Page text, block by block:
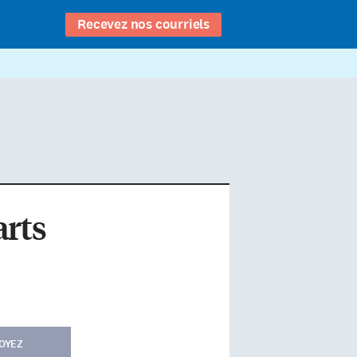
Recevez nos courriels